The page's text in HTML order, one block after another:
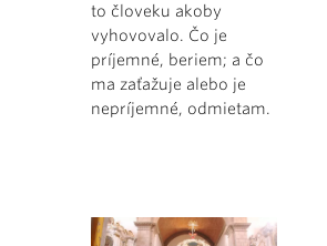
to človeku akoby
vyhovovalo. Čo je
príjemné, beriem; a čo
ma zaťažuje alebo je
nepríjemné, odmietam.